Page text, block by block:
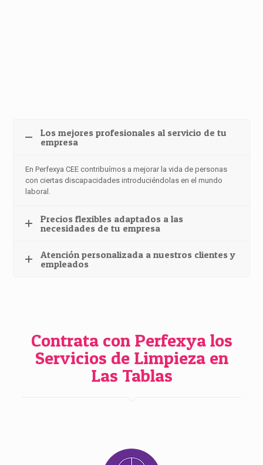
Los mejores profesionales al servicio de tu
empresa
En Perfexya CEE contribuímos a mejorar la vida de personas
con ciertas discapacidades introduciéndolas en el mundo
laboral.
Precios flexibles adaptados a las
necesidades de tu empresa
Atención personalizada a nuestros clientes y
empleados
Contrata con Perfexya los
Servicios de Limpieza en
Las Tablas